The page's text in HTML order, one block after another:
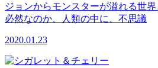
ジョンからモンスターが溢れる世界
必然なのか、人類の中に、不思議
2020.01.23